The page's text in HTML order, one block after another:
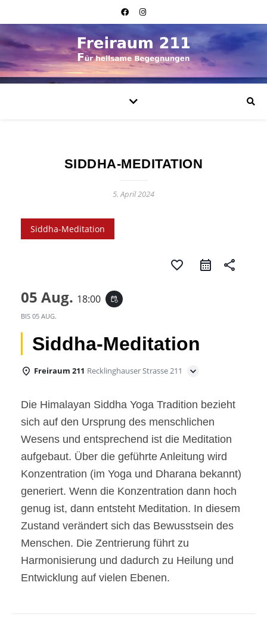
SIDDHA-MEDITATION
5. April 2024
Siddha-Meditation
favorite_border share
05 Aug. 18:00 event_repeat
BIS 05 AUG.
Siddha-Meditation
Freiraum 211 Recklinghauser Strasse 211
Die Himalayan Siddha Yoga Tradition bezieht
sich auf den Ursprung des menschlichen
Wesens und entsprechend ist die Meditation
aufgebaut. Über die geführte Anleitung wird
Konzentration (im Yoga und Dharana bekannt)
generiert. Wenn die Konzentration dann hoch
genug ist, dann entsteht Meditation. In diesem
Zustand verändert sich das Bewusstsein des
Menschen. Die Zentrierung führt zu
Harmonisierung und dadurch zu Heilung und
Entwicklung auf vielen Ebenen.